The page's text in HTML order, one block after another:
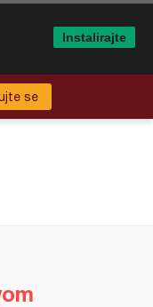
se
Instalirajte